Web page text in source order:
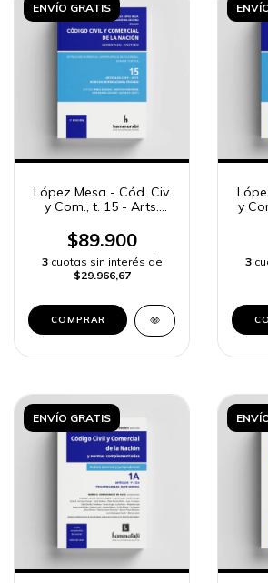
ENVÍO GRATIS
López Mesa - Cód. Civ.
y Com., t. 15 - Arts.
$89.900
3 cuotas sin interés de
$29.966,67
COMPRAR
y
3
ENVÍO GRATIS